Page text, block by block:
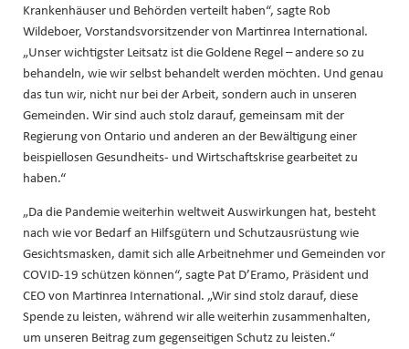
Krankenhäuser und Behörden verteilt haben“, sagte Rob
Wildeboer, Vorstandsvorsitzender von Martinrea International.
„Unser wichtigster Leitsatz ist die Goldene Regel – andere so zu
behandeln, wie wir selbst behandelt werden möchten. Und genau
das tun wir, nicht nur bei der Arbeit, sondern auch in unseren
Gemeinden. Wir sind auch stolz darauf, gemeinsam mit der
Regierung von Ontario und anderen an der Bewältigung einer
beispiellosen Gesundheits- und Wirtschaftskrise gearbeitet zu
haben.“
„Da die Pandemie weiterhin weltweit Auswirkungen hat, besteht
nach wie vor Bedarf an Hilfsgütern und Schutzausrüstung wie
Gesichtsmasken, damit sich alle Arbeitnehmer und Gemeinden vor
COVID-19 schützen können“, sagte Pat D’Eramo, Präsident und
CEO von Martinrea International. „Wir sind stolz darauf, diese
Spende zu leisten, während wir alle weiterhin zusammenhalten,
um unseren Beitrag zum gegenseitigen Schutz zu leisten.“